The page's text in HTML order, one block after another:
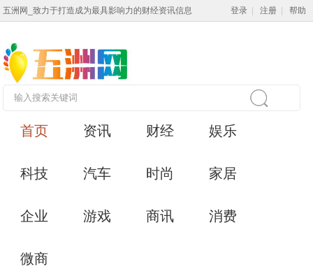
五洲网_致力于打造成为最具影响力的财经资讯信息 登录 注册 帮助
首页 资讯 财经 娱乐
科技 汽车 时尚 家居
企业 游戏 商讯 消费
微商